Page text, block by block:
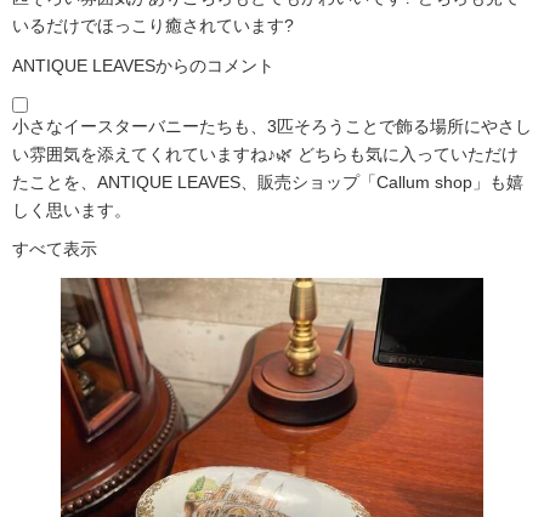
いるだけでほっこり癒されています?️
ANTIQUE LEAVESからのコメント
小さなイースターバニーたちも、3匹そろうことで飾る場所にやさし
い雰囲気を添えてくれていますね♪🌿 どちらも気に入っていただけ
たことを、ANTIQUE LEAVES、販売ショップ「Callum shop」も嬉
しく思います。
すべて表示